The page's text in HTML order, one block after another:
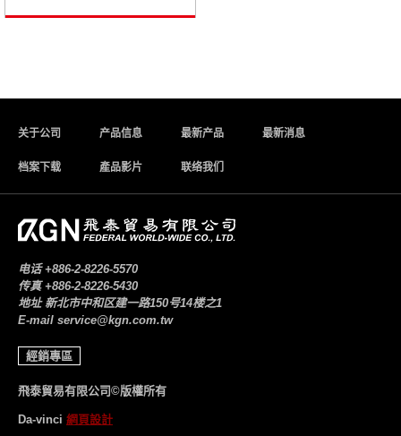
关于公司 产品信息 最新产品 最新消息
档案下载 產品影片 联络我们
电话 +886-2-8226-5570
传真 +886-2-8226-5430
地址 新北市中和区建一路150号14楼之1
E-mail service@kgn.com.tw
經銷專區
飛泰貿易有限公司©版權所有
Da-vinci 網頁設計